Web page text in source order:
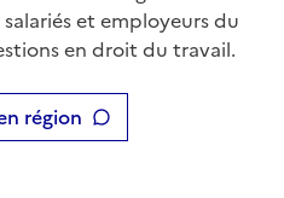
et employeurs du
en droit du travail.
région